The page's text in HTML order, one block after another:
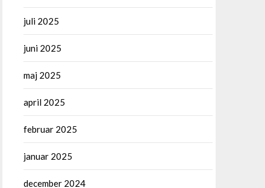
juli 2025
juni 2025
maj 2025
april 2025
februar 2025
januar 2025
december 2024